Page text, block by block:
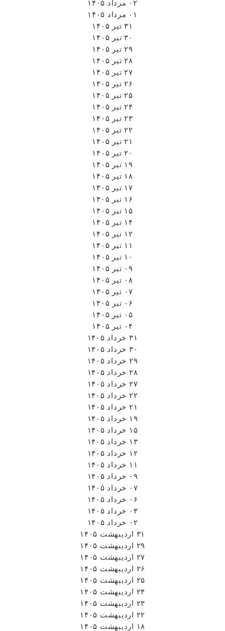
۰۲ مرداد ۱۴۰۵
۰۱ مرداد ۱۴۰۵
۳۱ تیر ۱۴۰۵
۳۰ تیر ۱۴۰۵
۲۹ تیر ۱۴۰۵
۲۸ تیر ۱۴۰۵
۲۷ تیر ۱۴۰۵
۲۶ تیر ۱۴۰۵
۲۵ تیر ۱۴۰۵
۲۴ تیر ۱۴۰۵
۲۳ تیر ۱۴۰۵
۲۲ تیر ۱۴۰۵
۲۱ تیر ۱۴۰۵
۲۰ تیر ۱۴۰۵
۱۹ تیر ۱۴۰۵
۱۸ تیر ۱۴۰۵
۱۷ تیر ۱۴۰۵
۱۶ تیر ۱۴۰۵
۱۵ تیر ۱۴۰۵
۱۴ تیر ۱۴۰۵
۱۲ تیر ۱۴۰۵
۱۱ تیر ۱۴۰۵
۱۰ تیر ۱۴۰۵
۰۹ تیر ۱۴۰۵
۰۸ تیر ۱۴۰۵
۰۷ تیر ۱۴۰۵
۰۶ تیر ۱۴۰۵
۰۵ تیر ۱۴۰۵
۰۴ تیر ۱۴۰۵
۳۱ خرداد ۱۴۰۵
۳۰ خرداد ۱۴۰۵
۲۹ خرداد ۱۴۰۵
۲۸ خرداد ۱۴۰۵
۲۷ خرداد ۱۴۰۵
۲۲ خرداد ۱۴۰۵
۲۱ خرداد ۱۴۰۵
۱۹ خرداد ۱۴۰۵
۱۵ خرداد ۱۴۰۵
۱۳ خرداد ۱۴۰۵
۱۲ خرداد ۱۴۰۵
۱۱ خرداد ۱۴۰۵
۰۹ خرداد ۱۴۰۵
۰۷ خرداد ۱۴۰۵
۰۶ خرداد ۱۴۰۵
۰۳ خرداد ۱۴۰۵
۰۲ خرداد ۱۴۰۵
۳۱ اردیبهشت ۱۴۰۵
۲۹ اردیبهشت ۱۴۰۵
۲۷ اردیبهشت ۱۴۰۵
۲۶ اردیبهشت ۱۴۰۵
۲۵ اردیبهشت ۱۴۰۵
۲۴ اردیبهشت ۱۴۰۵
۲۳ اردیبهشت ۱۴۰۵
۲۲ اردیبهشت ۱۴۰۵
۱۸ اردیبهشت ۱۴۰۵